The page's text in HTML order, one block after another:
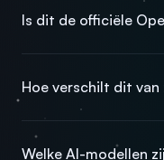
Is dit de officiële
Hoe verschilt dit
Welke AI-modellen